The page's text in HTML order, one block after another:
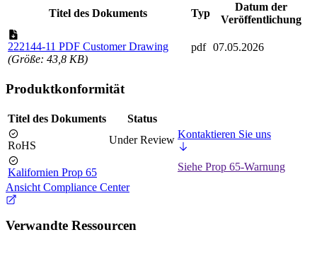
Titel des Dokuments Typ
Datum der
Veröffentlichung
222144-11 PDF Customer Drawing
(Größe: 43,8 KB)
pdf 07.05.2026
Produktkonformität
Titel des Dokuments Status
RoHS Under Review Kontaktieren Sie uns
Kalifornien Prop 65
Siehe Prop 65-Warnung
Ansicht Compliance Center
Verwandte Ressourcen